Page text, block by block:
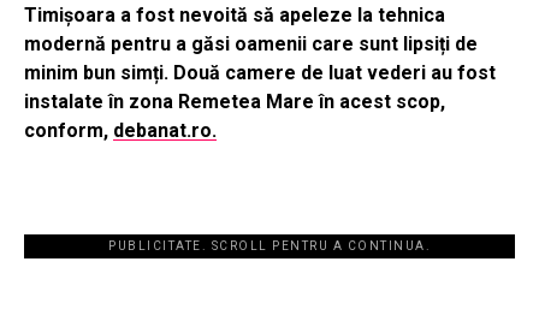
Timișoara a fost nevoită să apeleze la tehnica
modernă pentru a găsi oamenii care sunt lipsiți de
minim bun simți. Două camere de luat vederi au fost
instalate în zona Remetea Mare în acest scop,
conform, debanat.ro.
PUBLICITATE. SCROLL PENTRU A CONTINUA.